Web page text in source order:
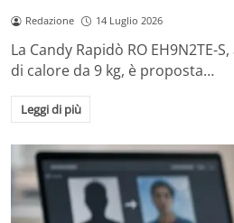
Redazione 14 Luglio 2026
La Candy Rapidò RO EH9N2TE-
di calore da 9 kg, è proposta…
Leggi di più